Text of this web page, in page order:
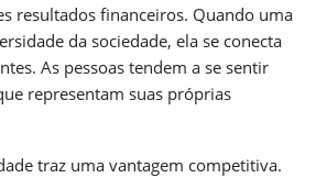
resultados financeiros. Quando uma
da sociedade, ela se conecta
As pessoas tendem a se sentir
representam suas próprias
traz uma vantagem competitiva.